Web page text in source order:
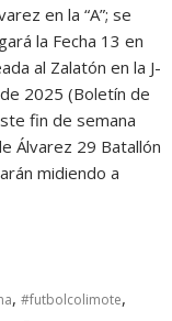
en la “A”; se
la Fecha 13 en
al Zalatón en la J-
2025 (Boletín de
fin de semana
Álvarez 29 Batallón
midiendo a
,#futbolcolimote,